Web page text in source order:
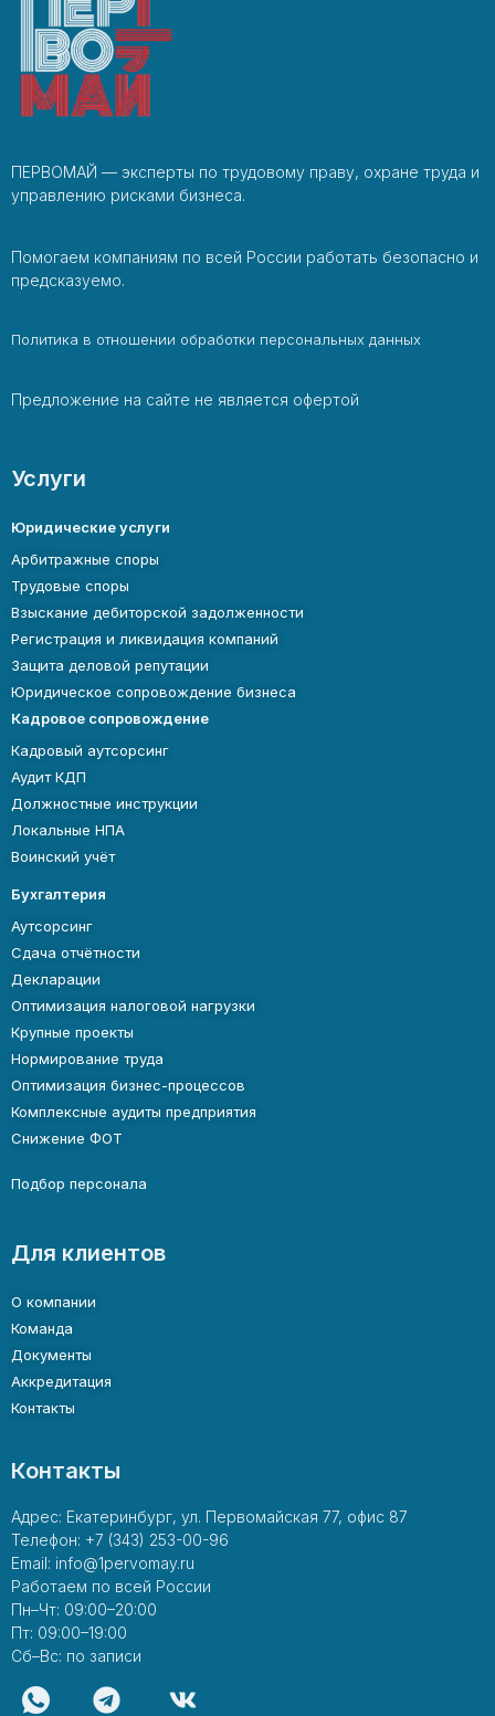
ПЕРВОМАЙ — эксперты по трудовому праву, охране труда и
управлению рисками бизнеса.
Помогаем компаниям по всей России работать безопасно и
предсказуемо.
Политика в отношении обработки персональных данных
Предложение на сайте не является офертой
Услуги
Юридические услуги
Арбитражные споры
Трудовые споры
Взыскание дебиторской задолженности
Регистрация и ликвидация компаний
Защита деловой репутации
Юридическое сопровождение бизнеса
Кадровое сопровождение
Кадровый аутсорсинг
Аудит КДП
Должностные инструкции
Локальные НПА
Воинский учёт
Бухгалтерия
Аутсорсинг
Сдача отчётности
Декларации
Оптимизация налоговой нагрузки
Крупные проекты
Нормирование труда
Оптимизация бизнес-процессов
Комплексные аудиты предприятия
Снижение ФОТ
Подбор персонала
Для клиентов
О компании
Команда
Документы
Аккредитация
Контакты
Контакты
Адрес: Екатеринбург, ул. Первомайская 77, офис 87
Телефон: +7 (343) 253-00-96
Email: info@1pervomay.ru
Работаем по всей России
Пн–Чт: 09:00–20:00
Пт: 09:00–19:00
Сб–Вс: по записи